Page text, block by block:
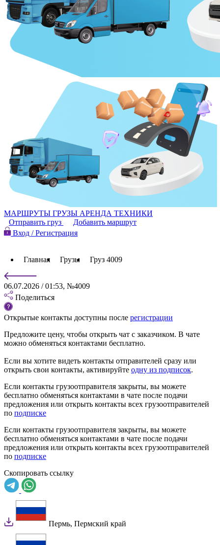
МАРШРУТЫ ГРУЗЫ АРЕНДА ТЕХНИКИ
Отправить груз
Добавить маршрут
Вход / Регистрация
Главная Грузы Груз 4009
06.07.2026 / 01:53, №4009
Поделиться
Открытые контакты доступны после регистрации
Предложите цену, чтобы открыть чат с заказчиком. В чате
можно обменяться контактами бесплатно.
Если вы хотите видеть контакты отправителей сразу или
открыть свои контакты, активируйте одну из подписок.
Если контакты грузоотправителя закрыты, вы можете
бесплатно обменяться контактами в чате после подачи
предложения или открыть контакты всех грузоотправителей
по подписке
Если контакты грузоотправителя закрыты, вы можете
бесплатно обменяться контактами в чате после подачи
предложения или открыть контакты всех грузоотправителей
по подписке
Скопировать ссылку
Пермь, Пермский край